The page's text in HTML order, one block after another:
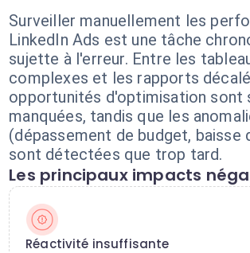
Surveiller manuellement les
LinkedIn Ads est une tâche
sujette à l'erreur. Entre les
complexes et les rapports
opportunités d'optimisation sont
manquées, tandis que les
(dépassement de budget, baisse
sont détectées que trop tard.
Les principaux impacts
Réactivité insuffisante